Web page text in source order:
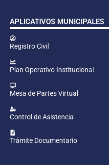
APLICATIVOS MUNICIPALES
Registro Civil
Plan Operativo Institucional
Mesa de Partes Virtual
Control de Asistencia
Trámite Documentario